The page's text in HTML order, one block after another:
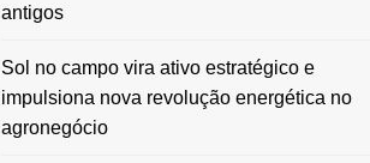
antigos
Sol no campo vira ativo estratégico e
impulsiona nova revolução energética no
agronegócio